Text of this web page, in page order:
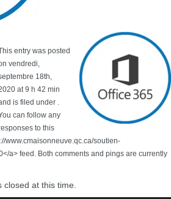
entry was posted
vendredi,
18th,
at 9 h 42 min
is filed under .
can follow any
to this
www.cmaisonneuve.qc.ca/soutien-
a> feed. Both comments and pings are currently
at this time.